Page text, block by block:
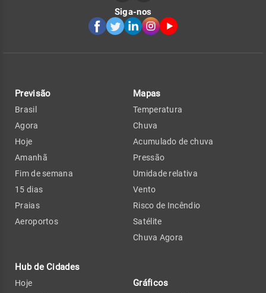
Siga-nos
Previsão
Brasil
Agora
Hoje
Amanhã
Fim de semana
15 dias
Praias
Aeroportos
Hub de Cidades
Hoje
Mapas
Temperatura
Chuva
Acumulado de chuva
Pressão
Umidade relativa
Vento
Risco de Incêndio
Satélite
Chuva Agora
Gráficos